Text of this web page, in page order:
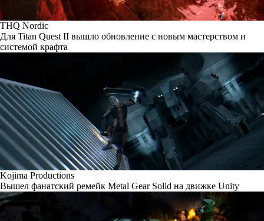
THQ Nordic
Для Titan Quest II вышло обновление с новым мастерством и
системой крафта
Kojima Productions
Вышел фанатский ремейк Metal Gear Solid на движке Unity